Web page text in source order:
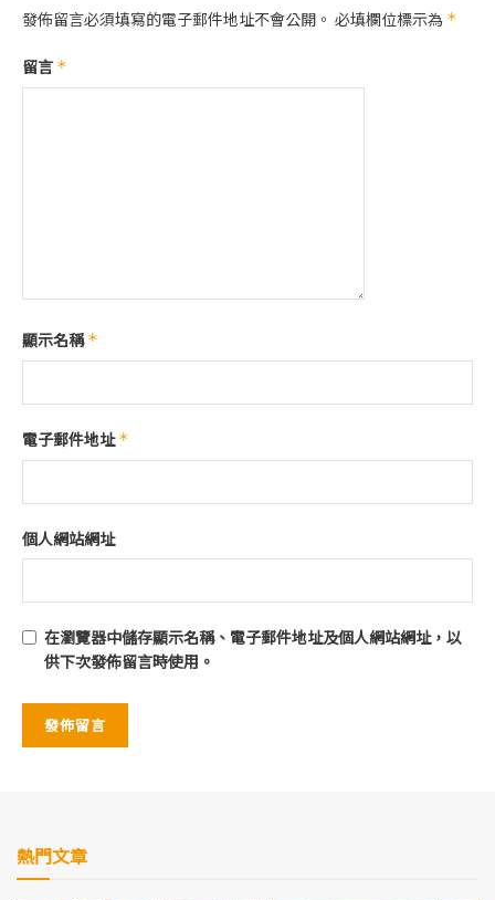
發佈留言必須填寫的電子郵件地址不會公開。 必填欄位標示為 *
留言*
顯示名稱*
電子郵件地址*
個人網站網址
在瀏覽器中儲存顯示名稱、電子郵件地址及個人網站網址，以
供下次發佈留言時使用。
熱門文章